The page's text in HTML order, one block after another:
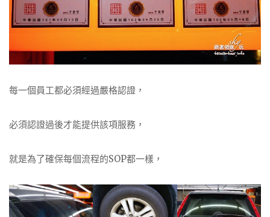
每一個員工都必須經過嚴格認證，
必須認證過後才能提供該項服務，
就是為了確保每個流程的SOP都一樣，